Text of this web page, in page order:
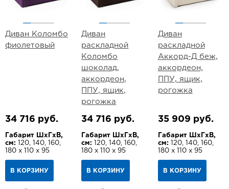
Диван Коломбо
фиолетовый
34 716 руб.
Габарит ШхГхВ,
см: 120, 140, 160,
180 х 110 х 95
В КОРЗИНУ
Диван
раскладной
Коломбо
шоколад,
аккордеон,
ППУ, ящик,
рогожка
34 716 руб.
Габарит ШхГхВ,
см:
120, 140, 160,
180 х 110 х 95
В КОРЗИНУ
Диван
раскладной
Аккорд-Д беж,
аккордеон,
ППУ, ящик,
рогожка
35 909 руб.
Габарит ШхГхВ,
см: 120, 140, 160,
180 х 110 х 95
В КОРЗИНУ